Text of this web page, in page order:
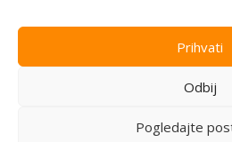
Prihvati
Odbij
Pogledajte
Vision.